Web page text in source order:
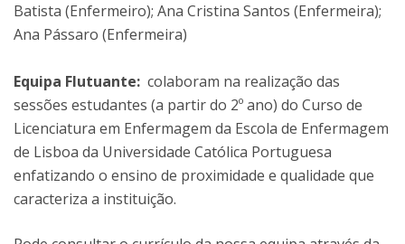
Batista (Enfermeiro); Ana Cristina Santos (Enfermeira);
Ana Pássaro (Enfermeira)
Equipa Flutuante: colaboram na realização das
sessões estudantes (a partir do 2º ano) do Curso de
Licenciatura em Enfermagem da Escola de Enfermagem
de Lisboa da Universidade Católica Portuguesa
enfatizando o ensino de proximidade e qualidade que
caracteriza a instituição.